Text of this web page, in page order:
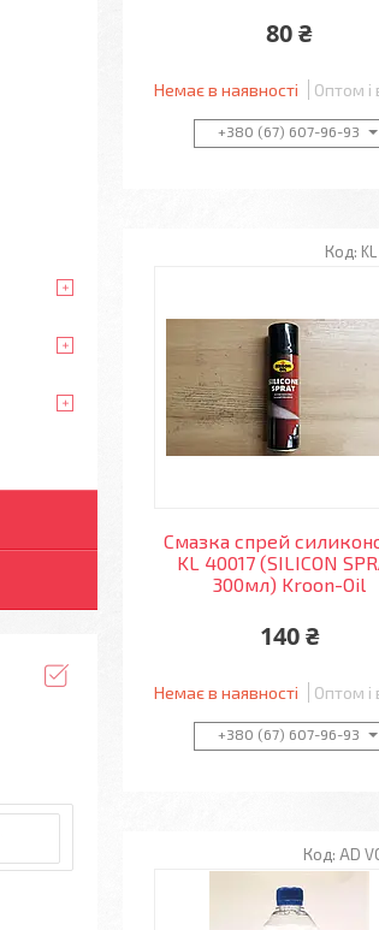
80 ₴
Немає в наявності Оптом і
+380 (67) 607-96-93
Смазка спрей
KL 40017 (SILICON
300мл) Kroon-Oil
140 ₴
Немає в наявності Оптом і
+380 (67) 607-96-93
AD